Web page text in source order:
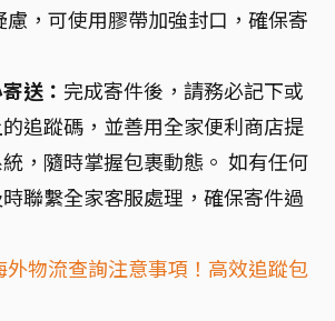
慮，可使用膠帶加強封口，確保寄
送： 完成寄件後，請務必記下或
追蹤碼，並善用全家便利商店提
，隨時掌握包裹動態。 如有任何
聯繫全家客服處理，確保寄件過
外物流查詢注意事項！高效追蹤包